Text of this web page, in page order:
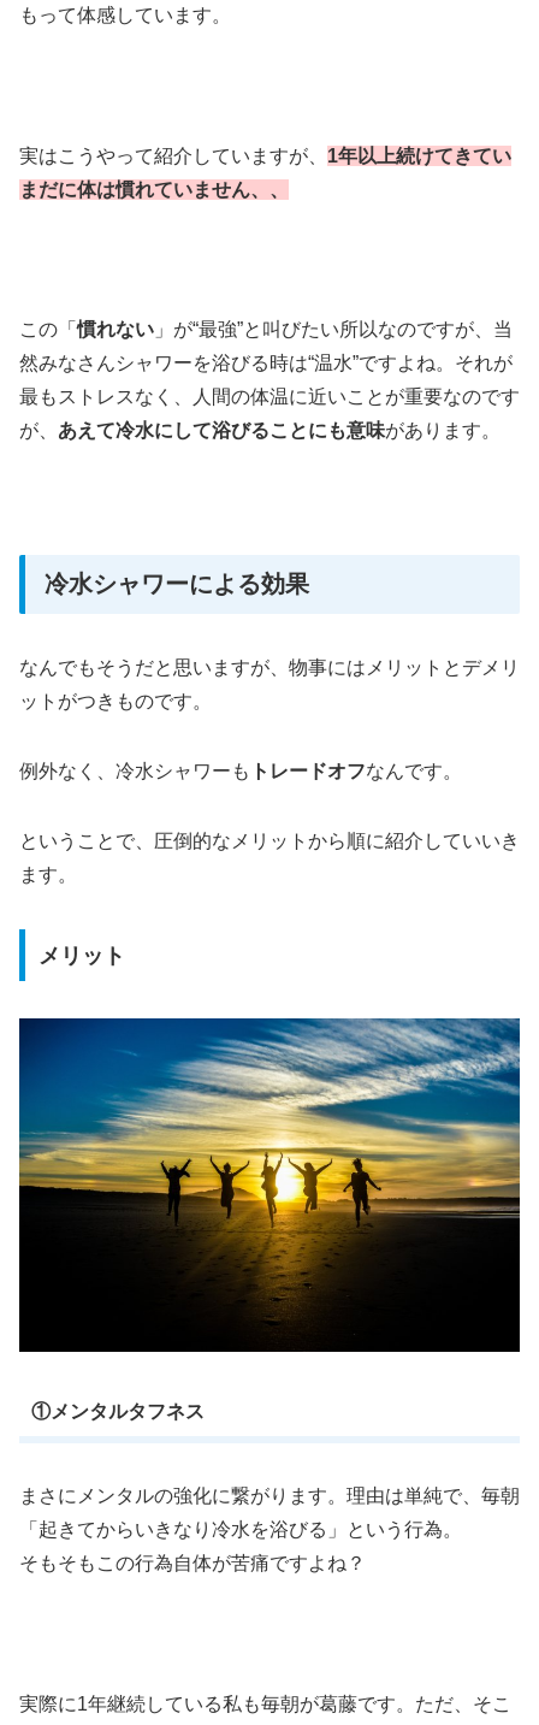
もって体感しています。
実はこうやって紹介していますが、 1年以上続けてきてい
まだに体は慣れていません、、
この「慣れない 」が“最強”と叫びたい所以なのですが、当
然みなさんシャワーを浴びる時は“温水”ですよね。それが
最もストレスなく、人間の体温に近いことが重要なのです
が、 あえて冷水にして浴びることにも意味があります。
冷水シャワーによる効果
なんでもそうだと思いますが、物事にはメリットとデメリ
ットがつきものです。
例外なく、冷水シャワーも トレードオフなんです。
ということで、圧倒的なメリットから順に紹介していいき
ます。
メリット
①メンタルタフネス
まさにメンタルの強化に繋がります。理由は単純で、毎朝
「起きてからいきなり冷水を浴びる」という行為。
そもそもこの行為自体が苦痛ですよね？
実際に1年継続している私も毎朝が葛藤です。ただ、そこ